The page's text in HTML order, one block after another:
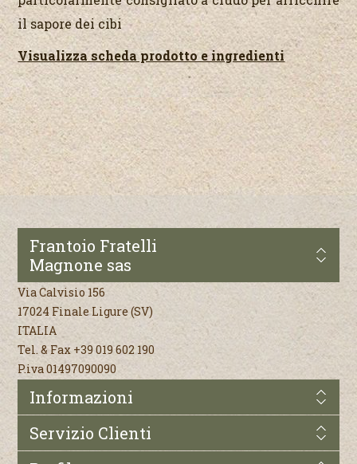
il sapore dei cibi
Visualizza scheda prodotto e ingredienti
Frantoio Fratelli
Magnone sas
Via Calvisio 156
17024 Finale Ligure (SV)
ITALIA
Tel. & Fax +39 019 602 190
P.iva 01497090090
Informazioni
Servizio Clienti